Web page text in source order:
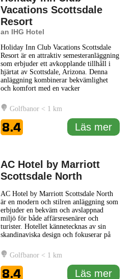
Vacations Scottsdale
Resort
an IHG Hotel
Holiday Inn Club Vacations Scottsdale
Resort är en attraktiv semesteranläggning
som erbjuder ett avkopplande tillhåll i
hjärtat av Scottsdale, Arizona. Denna
anläggning kombinerar bekvämlighet
och komfort med en vacker
både familjer och par som söker en
minnesvärd vistelse. Resorten omger sina
gäster med en mängd bekvämligheter,
inklusive utomhuspooler, en... Läs mer
Golfbanor < 1 km
8.4 Läs mer
AC Hotel by Marriott
Scottsdale North
AC Hotel by Marriott Scottsdale North
är en modern och stilren anläggning som
erbjuder en bekväm och avslappnad
miljö för både affärsresenärer och
turister. Hotellet kännetecknas av sin
skandinaviska design och fokuserar på
njuta av rymliga rum som är utrustade
med moderna bekvämligheter, inklusive
gratis Wi-Fi, platt-TV och arbetsytor,
vilket gör det lätt att
... Läs mer
Golfbanor < 1 km
8.4 Läs mer